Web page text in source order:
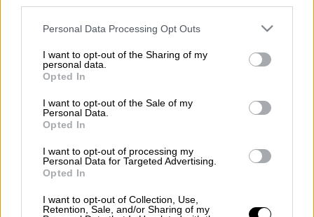
Please note that this website/app uses one or more Google
not limited to your visit or usage behaviour. You may click to
grant or deny consent to Google and its third-party tags to
use your data for below specified purposes in below Google
consent section.
Personal Data Processing Opt Outs
I want to opt-out of the Sharing of my
personal data.
Opted In
I want to opt-out of the Sale of my
Personal Data.
Opted In
I want to opt-out of processing my
Personal Data for Targeted Advertising.
Opted In
I want to opt-out of Collection, Use,
Retention, Sale, and/or Sharing of my
ΔΙΑΒΑΣΤΕ ΕΠΙΣΗΣ
Ελλάδα|24.08.2025 10:27
Αντίστροφη μέτρηση για τον
Όσα πρέπει να γνωρίζετε
Οι πρώτες πληροφορίες
Στο σκάφος επιβαίνουνπέντε άτομα , ενώ